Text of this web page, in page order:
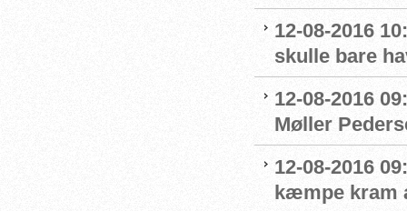
12-08-2016
skulle bare
12-08-2016
Møller
12-08-2016
kæmpe kram